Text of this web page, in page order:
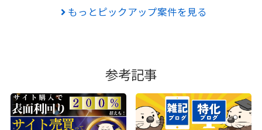
もっとピックアップ案件を見る
参考記事